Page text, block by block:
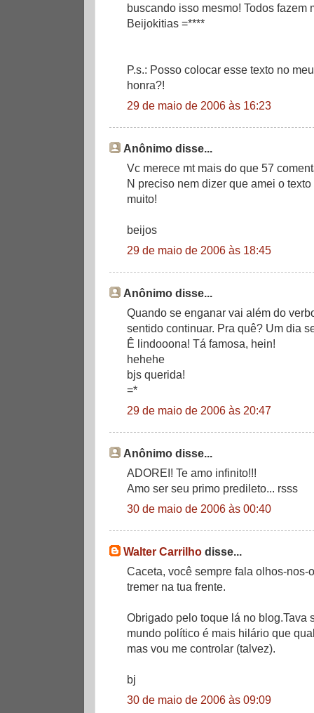
buscando isso mesmo! Todos fazem
Beijokitias =****
P.s.: Posso colocar esse texto no
honra?!
29 de maio de 2006 às 16:23
Anônimo disse...
Vc merece mt mais do que 57
N preciso nem dizer que amei o
muito!
beijos
29 de maio de 2006 às 18:45
Anônimo disse...
Quando se enganar vai além do
sentido continuar. Pra quê? Um dia
Ê lindooona! Tá famosa, hein!
hehehe
bjs querida!
=*
29 de maio de 2006 às 20:47
Anônimo disse...
ADOREI! Te amo infinito!!!
Amo ser seu primo predileto... rsss
30 de maio de 2006 às 00:40
Walter Carrilho disse...
Caceta, você sempre fala olhos-nos-
tremer na tua frente.
Obrigado pelo toque lá no blog.Tava
mundo político é mais hilário que
mas vou me controlar (talvez).
bj
30 de maio de 2006 às 09:09